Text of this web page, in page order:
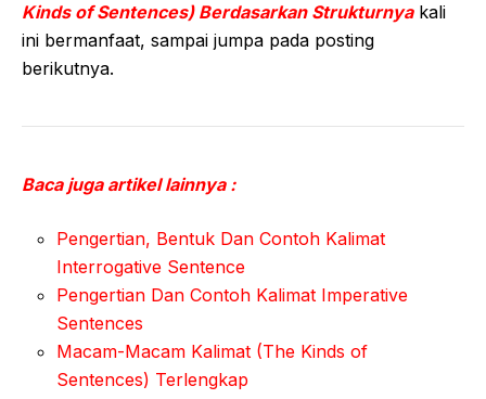
Kinds of Sentences) Berdasarkan Strukturnyakali
ini bermanfaat, sampai jumpa pada posting
berikutnya.
Baca juga artikel lainnya :
Pengertian, Bentuk Dan Contoh Kalimat
Interrogative Sentence
Pengertian Dan Contoh Kalimat Imperative
Sentences
Macam-Macam Kalimat (The Kinds of
Sentences) Terlengkap